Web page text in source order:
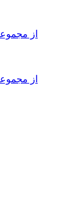
از
از